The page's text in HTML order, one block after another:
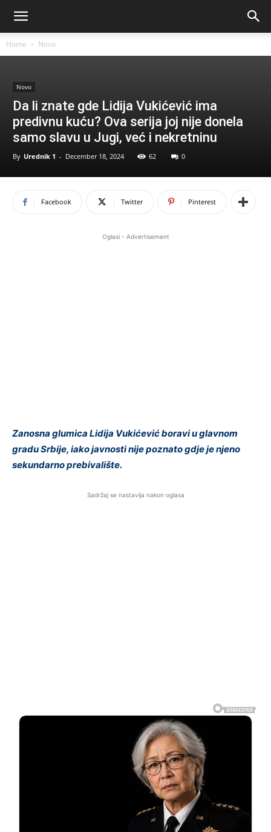
Home Novo
Novo
Da li znate gde Lidija Vukićević ima
predivnu kuću? Ova serija joj nije donela
samo slavu u Jugi, već i nekretninu
By Urednik 1 - December 18, 2024 62 0
Facebook Twitter Pinterest
Oglasi - Advertisement
Zanosna glumica Lidija Vukićević boravi u glavnom
gradu Srbije, iako javnosti nije poznato gdje je njeno
sekundarno prebivalište.
Sadržaj se nastavlja nakon oglasa